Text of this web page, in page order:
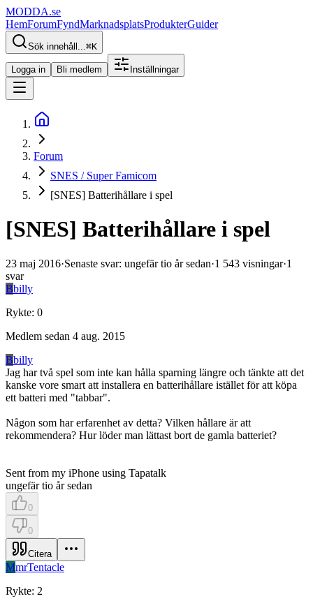
MODDA.se
HemForumFyndMarknadsplatsProdukterGuider
Sök innehåll...⌘K
Logga in Bli medlem Inställningar
Forum
SNES / Super Famicom
[SNES] Batterihållare i spel
[SNES] Batterihållare i spel
23 maj 2016·Senaste svar: ungefär tio år sedan·1 543 visningar·1
svar
Bbilly
Rykte: 0
Medlem sedan 4 aug. 2015
Bbilly
Jag har två spel som inte kan hålla sparning längre och tänkte att det
kanske vore smart att installera en batterihållare istället för att köpa
ett batteri med "tabbar".
Någon som har erfarenhet av detta? Vilken hållare är att
rekommendera? Hur löder man lättast bort de gamla batteriet?
Sent from my iPhone using Tapatalk
ungefär tio år sedan
0
0
Citera
MmrTentacle
Rykte: 2